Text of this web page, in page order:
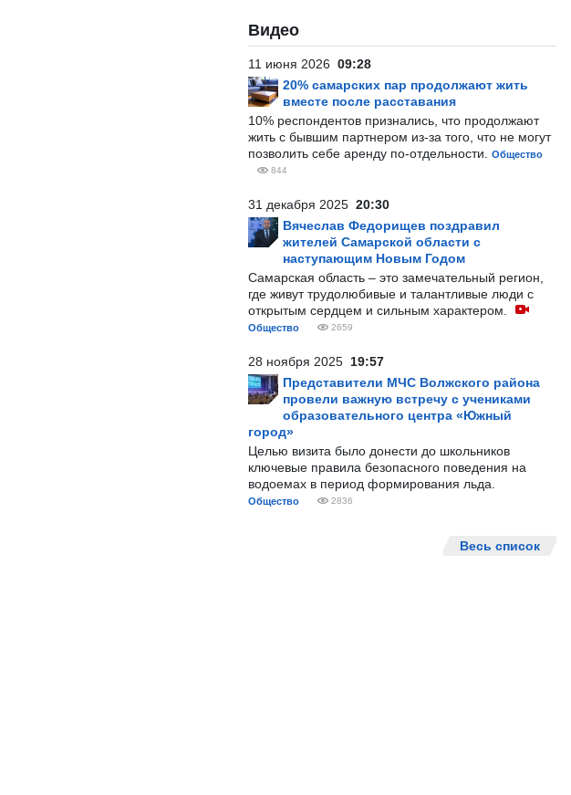
Видео
11 июня 2026 09:28
20% самарских пар продолжают жить
вместе после расставания
10% респондентов признались, что продолжают
жить с бывшим партнером из-за того, что не могут
позволить себе аренду по-отдельности.
Общество
844
31 декабря 2025 20:30
Вячеслав Федорищев поздравил
жителей Самарской области с
наступающим Новым Годом
Самарская область – это замечательный регион,
где живут трудолюбивые и талантливые люди с
открытым сердцем и сильным характером.
Общество 2659
28 ноября 2025 19:57
Представители МЧС Волжского района
провели важную встречу с учениками
образовательного центра «Южный
город»
Целью визита было донести до школьников
ключевые правила безопасного поведения на
водоемах в период формирования льда.
Общество 2836
Весь список